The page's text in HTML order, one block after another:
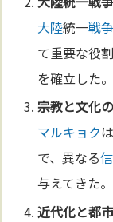
大陸統一戦争
て重要な役
を確立した。
宗教と文化
マルキョク
で、異なる
与えてきた。
近代化と都